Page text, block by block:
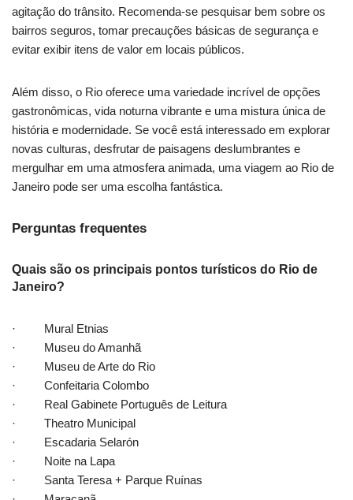
agitação do trânsito. Recomenda-se pesquisar bem sobre os
bairros seguros, tomar precauções básicas de segurança e
evitar exibir itens de valor em locais públicos.
Além disso, o Rio oferece uma variedade incrível de opções
gastronômicas, vida noturna vibrante e uma mistura única de
história e modernidade. Se você está interessado em explorar
novas culturas, desfrutar de paisagens deslumbrantes e
mergulhar em uma atmosfera animada, uma viagem ao Rio de
Janeiro pode ser uma escolha fantástica.
Perguntas frequentes
Quais são os principais pontos turísticos do Rio de
Janeiro?
· Mural Etnias
· Museu do Amanhã
· Museu de Arte do Rio
· Confeitaria Colombo
· Real Gabinete Português de Leitura
· Theatro Municipal
· Escadaria Selarón
· Noite na Lapa
· Santa Teresa + Parque Ruínas